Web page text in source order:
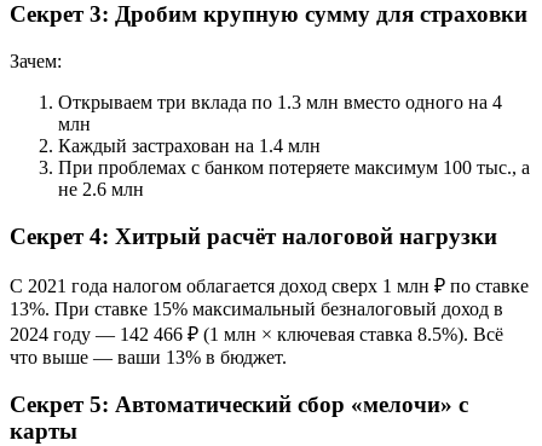
Секрет 3: Дробим крупную сумму для страховки
Зачем:
Открываем три вклада по 1.3 млн вместо одного на 4
млн
Каждый застрахован на 1.4 млн
При проблемах с банком потеряете максимум 100 тыс., а
не 2.6 млн
Секрет 4: Хитрый расчёт налоговой нагрузки
С 2021 года налогом облагается доход сверх 1 млн ₽ по ставке
13%. При ставке 15% максимальный безналоговый доход в
2024 году — 142 466 ₽ (1 млн × ключевая ставка 8.5%). Всё
что выше — ваши 13% в бюджет.
Секрет 5: Автоматический сбор «мелочи» с
карты